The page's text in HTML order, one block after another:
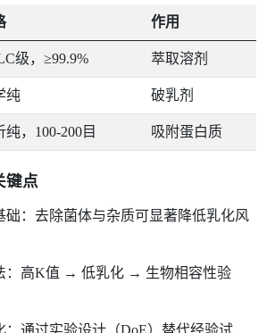
作用
级，≥99.9% 萃取溶剂
纯 破乳剂
纯，100-200目 吸附蛋白质
键点
础：去除菌体与杂质可显著降低乳化风
：高K值 → 低乳化 → 生物相容性验
：通过实验设计（DoE）替代经验试